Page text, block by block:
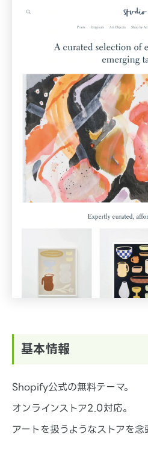
基本情報
Shopify公式の無料テーマ。
オンラインストア2.0対応。
アートを扱うようなストアを念